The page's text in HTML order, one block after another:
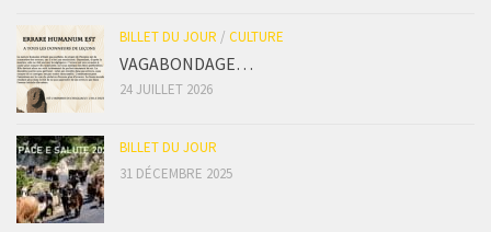
BILLET DU JOUR / CULTURE
VAGABONDAGE…
24 JUILLET 2026
BILLET DU JOUR
31 DÉCEMBRE 2025